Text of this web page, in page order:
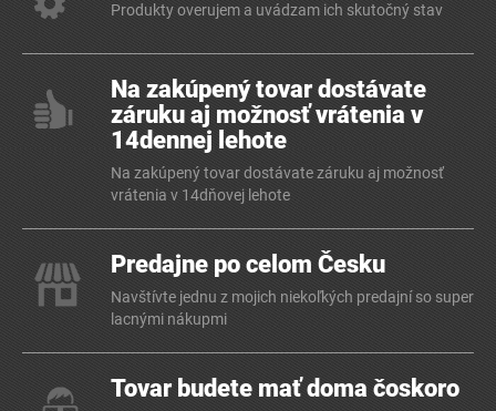
Produkty overujem a uvádzam ich skutočný stav
Na zakúpený tovar dostávate
záruku aj možnosť vrátenia v
14dennej lehote
Na zakúpený tovar dostávate záruku aj možnosť
vrátenia v 14dňovej lehote
Predajne po celom Česku
Navštívte jednu z mojich niekoľkých predajní so super
lacnými nákupmi
Tovar budete mať doma čoskoro